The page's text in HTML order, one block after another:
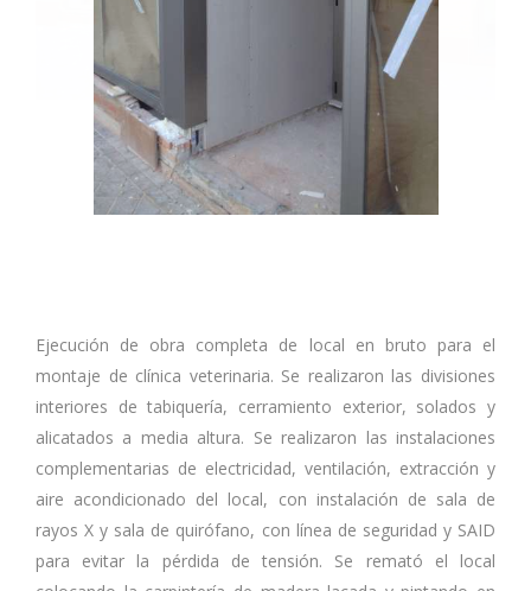
Ejecución de obra completa de local en bruto para el
montaje de clínica veterinaria. Se realizaron las divisiones
interiores de tabiquería, cerramiento exterior, solados y
alicatados a media altura. Se realizaron las instalaciones
complementarias de electricidad, ventilación, extracción y
aire acondicionado del local, con instalación de sala de
rayos X y sala de quirófano, con línea de seguridad y SAID
para evitar la pérdida de tensión. Se remató el local